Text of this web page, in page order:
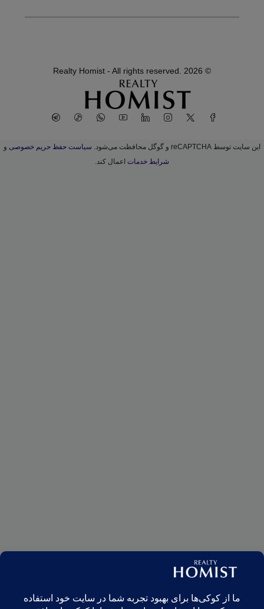
© Realty Homist - All rights reserved. 2026
این سایت توسط reCAPTCHA و گوگل محافظت می‌شود. سیاست حفظ حریم خصوصی و
شرایط خدمات اعمال کند.